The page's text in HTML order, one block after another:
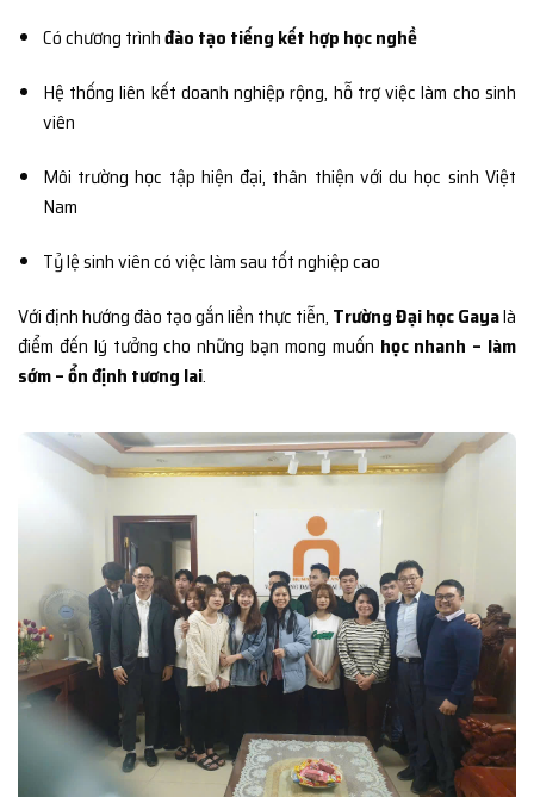
Có chương trìnhđào tạo tiếng kết hợp học nghề
Hệ thống liên kết doanh nghiệp rộng, hỗ trợ việc làm cho sinh
viên
Môi trường học tập hiện đại, thân thiện với du học sinh Việt
Nam
Tỷ lệ sinh viên có việc làm sau tốt nghiệp cao
Với định hướng đào tạo gắn liền thực tiễn, Trường Đại học Gayalà
điểm đến lý tưởng cho những bạn mong muốn học nhanh – làm
sớm – ổn định tương lai.